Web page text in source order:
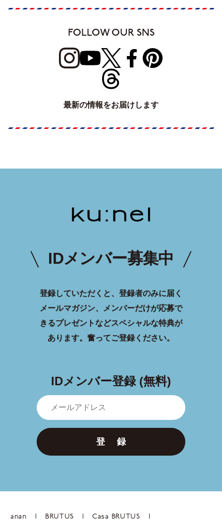
FOLLOW OUR SNS
最新の情報をお届けします
IDメンバー募集中
登録していただくと、登録者のみに届く
メールマガジン、メンバーだけが応募で
きるプレゼントなどスペシャルな特典が
あります。 奮ってご登録ください。
IDメンバー登録 (無料)
登 録
anan BRUTUS Casa BRUTUS